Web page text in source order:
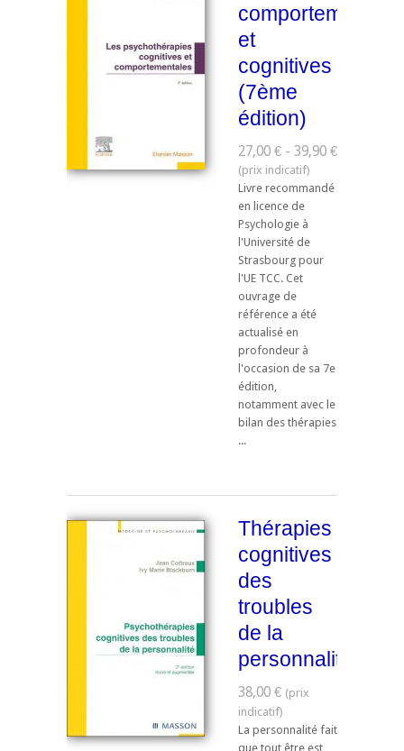
et
cognitives
(7ème
édition)
27,00 € - 39,90 €
Livre recommandé
en licence de
Psychologie à
l'Université de
Strasbourg pour
l'UE TCC. ​Cet
ouvrage de
référence a été
actualisé en
profondeur à
l'occasion de sa 7e
édition,
notamment avec le
bilan des thérapies
...
Thérapies
cognitives
des
troubles
de la
personnalité
38,00 €
La personnalité fait
que tout être est